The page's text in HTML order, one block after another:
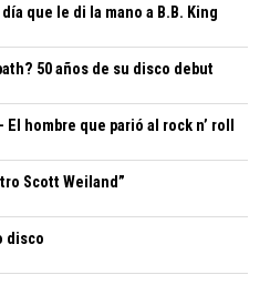
que le di la mano a B.B. King
50 años de su disco debut
hombre que parió al rock n’ roll
Scott Weiland”
disco